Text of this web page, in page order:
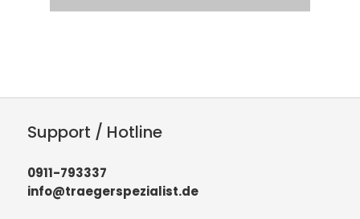
Support / Hotline
0911-793337
info@traegerspezialist.de